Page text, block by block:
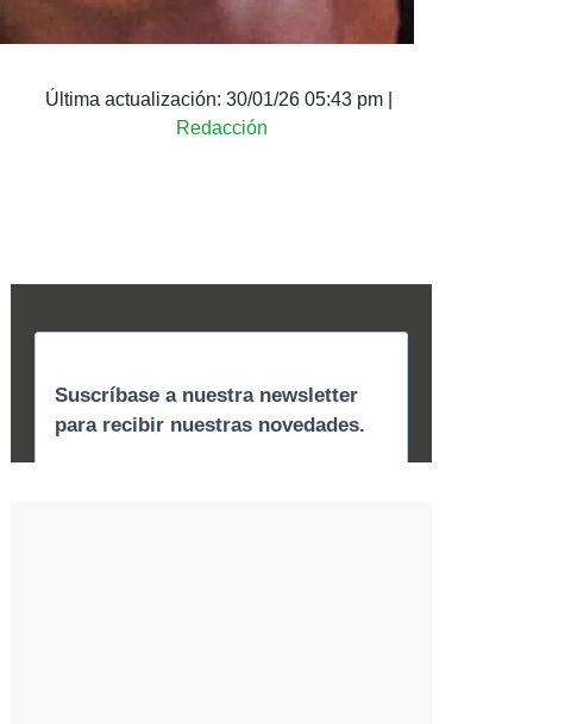
Última actualización: 30/01/26 05:43 pm
Redacción